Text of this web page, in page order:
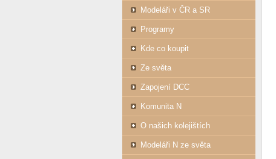
Modeláři v ČR a SR
Programy
Kde co koupit
Ze světa
Zapojení DCC
Komunita N
O našich kolejištích
Modeláři N ze světa